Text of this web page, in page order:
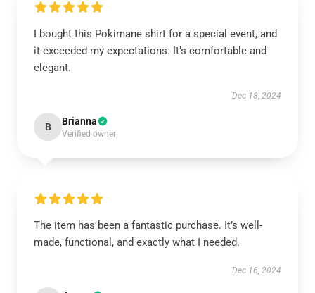
I bought this Pokimane shirt for a special event, and
it exceeded my expectations. It’s comfortable and
elegant.
Dec 18, 2024
B Brianna
Verified owner
The item has been a fantastic purchase. It’s well-
made, functional, and exactly what I needed.
Dec 16, 2024